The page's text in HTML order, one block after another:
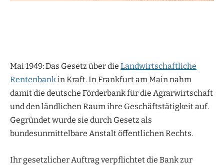
Mai 1949: Das Gesetz über die Landwirtschaftliche
Rentenbankin Kraft. In Frankfurt am Main nahm
damit die deutsche Förderbank für die Agrarwirtschaft
und den ländlichen Raum ihre Geschäftstätigkeit auf.
Gegründet wurde sie durch Gesetz als
bundesunmittelbare Anstalt öffentlichen Rechts.
Ihr gesetzlicher Auftrag verpflichtet die Bank zur